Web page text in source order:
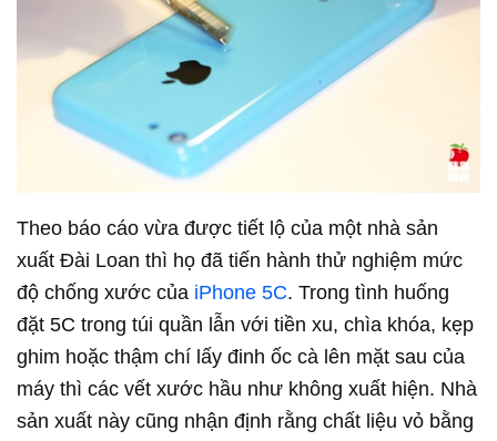
Theo báo cáo vừa được tiết lộ của một nhà sản
xuất Đài Loan thì họ đã tiến hành thử nghiệm mức
độ chống xước của iPhone 5C. Trong tình huống
đặt 5C trong túi quần lẫn với tiền xu, chìa khóa, kẹp
ghim hoặc thậm chí lấy đinh ốc cà lên mặt sau của
máy thì các vết xước hầu như không xuất hiện. Nhà
sản xuất này cũng nhận định rằng chất liệu vỏ bằng